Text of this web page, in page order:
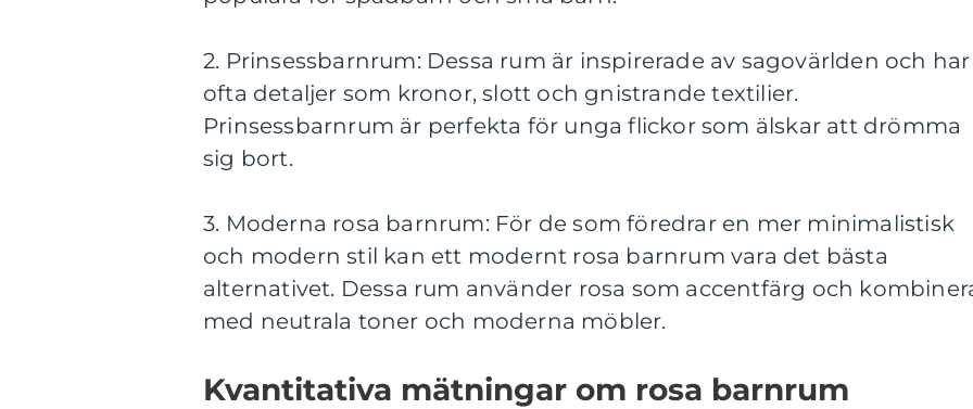
2. Prinsessbarnrum: Dessa rum är inspirerade av sagovärlden och har
ofta detaljer som kronor, slott och gnistrande textilier.
Prinsessbarnrum är perfekta för unga flickor som älskar att drömma
sig bort.
3. Moderna rosa barnrum: För de som föredrar en mer minimalistisk
och modern stil kan ett modernt rosa barnrum vara det bästa
alternativet. Dessa rum använder rosa som accentfärg och
med neutrala toner och moderna möbler.
Kvantitativa mätningar om rosa barnrum